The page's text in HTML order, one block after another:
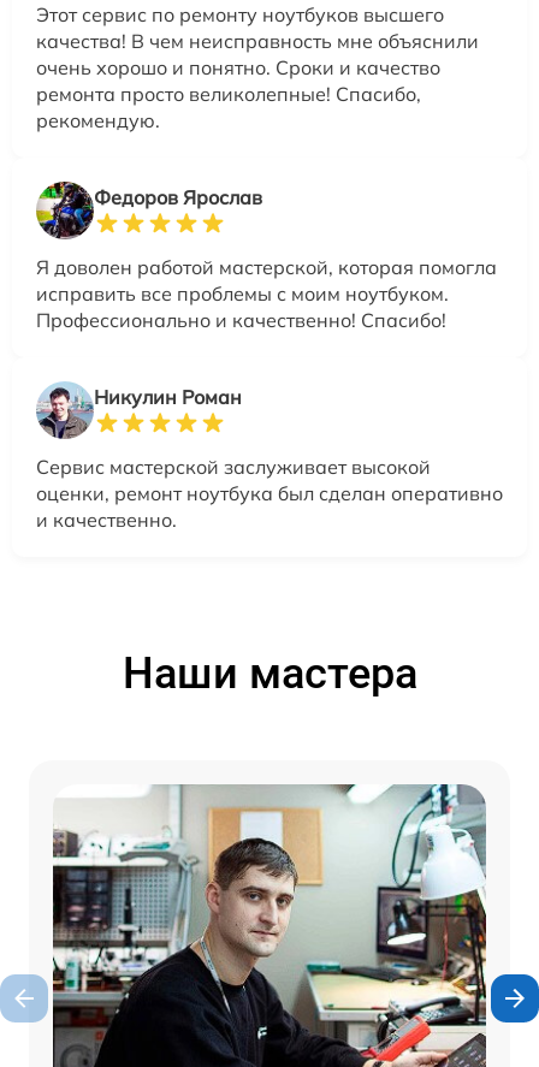
Этот сервис по ремонту ноутбуков высшего
качества! В чем неисправность мне объяснили
очень хорошо и понятно. Сроки и качество
ремонта просто великолепные! Спасибо,
рекомендую.
Федоров Ярослав
Я доволен работой мастерской, которая помогла
исправить все проблемы с моим ноутбуком.
Профессионально и качественно! Спасибо!
Никулин Роман
Сервис мастерской заслуживает высокой
оценки, ремонт ноутбука был сделан оперативно
и качественно.
Наши мастера